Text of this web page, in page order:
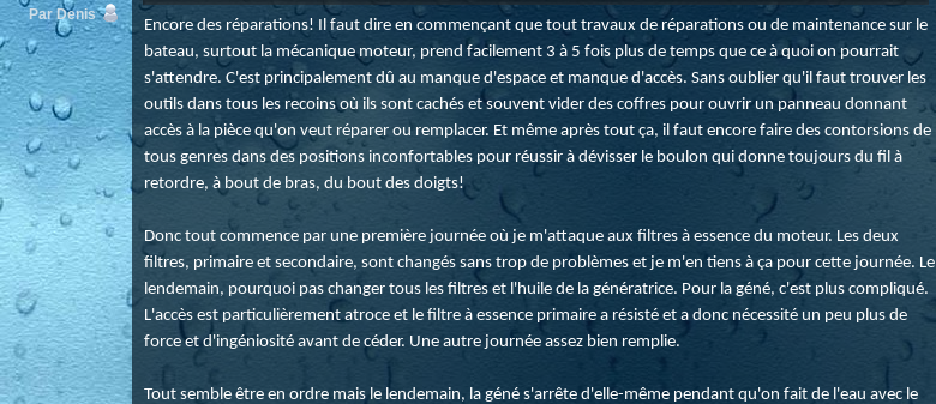
Par Denis
Encore des réparations! Il faut dire en commençant que tout travaux de réparations ou de maintenance sur le
bateau, surtout la mécanique moteur, prend facilement 3 à 5 fois plus de temps que ce à quoi on pourrait
s'attendre. C'est principalement dû au manque d'espace et manque d'accès. Sans oublier qu'il faut trouver les
outils dans tous les recoins où ils sont cachés et souvent vider des coffres pour ouvrir un panneau donnant
accès à la pièce qu'on veut réparer ou remplacer. Et même après tout ça, il faut encore faire des contorsions de
tous genres dans des positions inconfortables pour réussir à dévisser le boulon qui donne toujours du fil à
retordre, à bout de bras, du bout des doigts!
Donc tout commence par une première journée où je m'attaque aux filtres à essence du moteur. Les deux
filtres, primaire et secondaire, sont changés sans trop de problèmes et je m'en tiens à ça pour cette journée. Le
lendemain, pourquoi pas changer tous les filtres et l'huile de la génératrice. Pour la géné, c'est plus compliqué.
L'accès est particulièrement atroce et le filtre à essence primaire a résisté et a donc nécessité un peu plus de
force et d'ingéniosité avant de céder. Une autre journée assez bien remplie.
Tout semble être en ordre mais le lendemain, la géné s'arrête d'elle-même pendant qu'on fait de l'eau avec le